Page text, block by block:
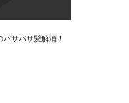
パサパサ髪解消！